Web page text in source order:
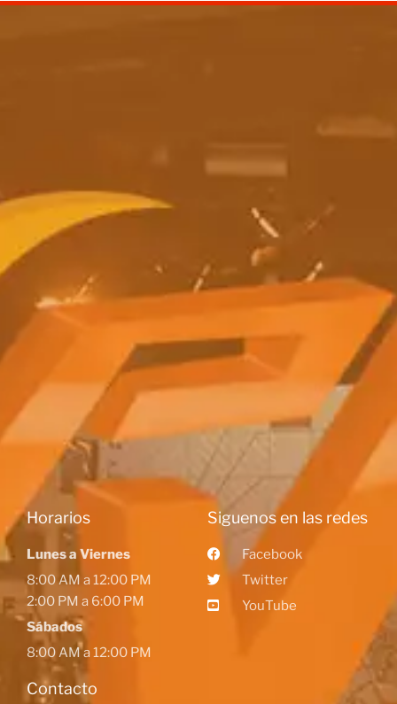
Horarios
Lunes a Viernes
8:00 AM a 12:00 PM
2:00 PM a 6:00 PM
Sábados
8:00 AM a 12:00 PM
Contacto
Siguenos en las redes
Facebook
Twitter
YouTube